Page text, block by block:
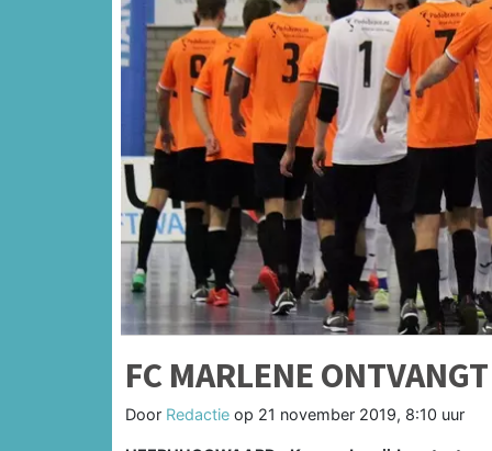
FC MARLENE
Door Redactie op 21 november 2019, 8:10 uur